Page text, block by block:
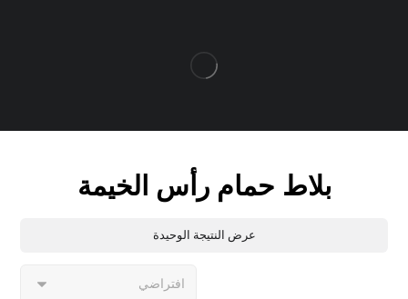
بلاط حمام رأس الخيمة
عرض النتيجة الوحيدة